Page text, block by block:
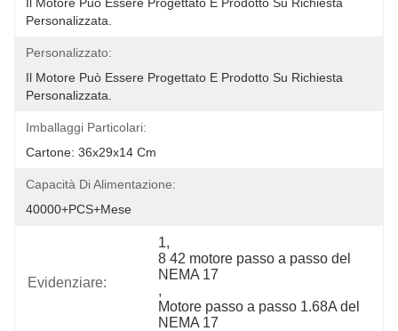
Personalizzata.
Personalizzato:
Il Motore Può Essere Progettato E Prodotto Su Richiesta
Personalizzata.
Imballaggi Particolari:
Cartone: 36x29x14 Cm
Capacità Di Alimentazione:
40000+PCS+Mese
Evidenziare:
1,
8 42 motore passo a passo del
NEMA 17
,
Motore passo a passo 1.68A del
NEMA 17